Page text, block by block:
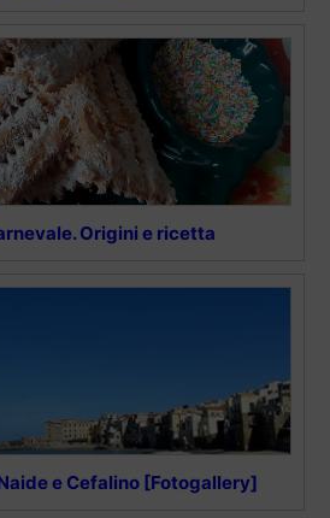
Origini e ricetta
e Cefalino [Fotogallery]